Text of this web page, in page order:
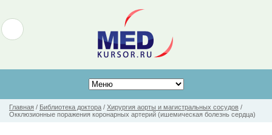
Главная / Библиотека доктора / Хирургия аорты и магистральных сосудов /
Окклюзионные поражения коронарных артерий (ишемическая болезнь сердца)